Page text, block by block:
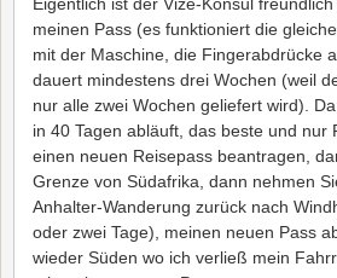
meinen Pass (es funktioniert die
mit der Maschine, die Fingerabdrücke
dauert mindestens drei Wochen (weil
nur alle zwei Wochen geliefert wird).
in 40 Tagen abläuft, das beste und nur
einen neuen Reisepass beantragen,
Grenze von Südafrika, dann nehmen
Anhalter-Wanderung zurück nach
oder zwei Tage), meinen neuen Pass
wieder Süden wo ich verließ mein